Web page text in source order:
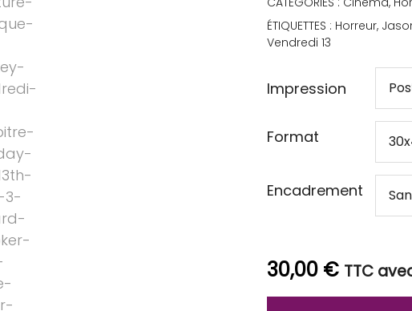
ÉTIQUETTES : Horreur,
Vendredi 13
Impression
Format
Encadrement
30,00 € TTC